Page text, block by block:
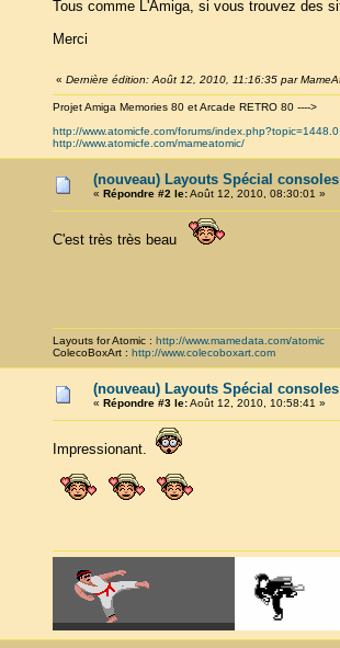
Tous comme L'Amiga, si vous trouvez des
Merci
« Dernière édition: Août 12, 2010, 11:16:35 par
Projet Amiga Memories 80 et Arcade RETRO 80 ---->
http://www.atomicfe.com/forums/index.php?topic=1448.0
http://www.atomicfe.com/mameatomic/
(nouveau) Layouts Spécial
« Répondre #2 le:Août 12, 2010, 08:30:01 »
C'est très très beau
Layouts for Atomic : http://www.mamedata.com/atomic
ColecoBoxArt : http://www.colecoboxart.com
(nouveau) Layouts Spécial
« Répondre #3 le:Août 12, 2010, 10:58:41 »
Impressionant.